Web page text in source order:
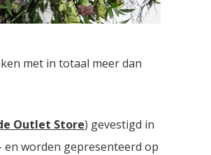
met in totaal meer dan
Outlet Store) gevestigd in
en worden gepresenteerd op